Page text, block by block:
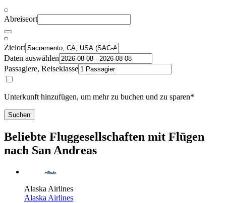
Abreiseort
Zielort
Daten auswählen
Passagiere, Reiseklasse
Unterkunft hinzufügen, um mehr zu buchen und zu sparen*
Suchen
Beliebte Fluggesellschaften mit Flügen
nach San Andreas
Alaska Airlines
Alaska Airlines